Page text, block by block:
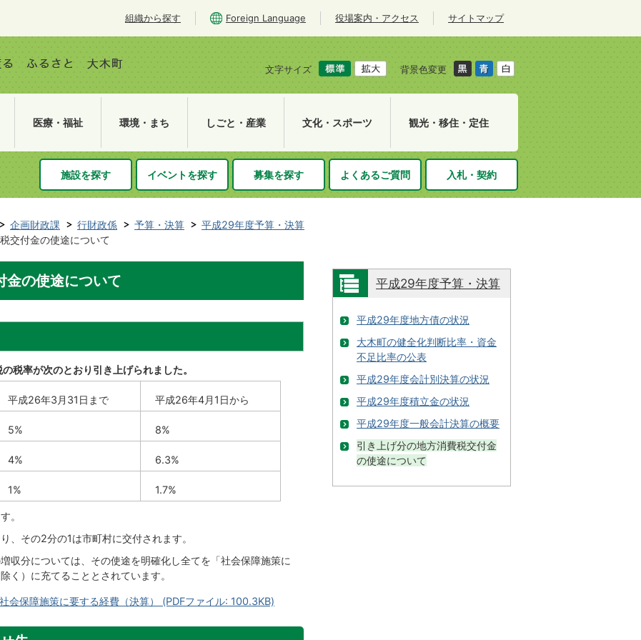
組織から探す Foreign Language 役場案内・アクセス サイトマップ
文字サイズ 背景色変更
医療・福祉 環境・まち しごと・産業 文化・スポーツ 観光・移住・定住
施設を探す イベントを探す 募集を探す よくあるご質問 入札・契約
企画財政課 行財政係 予算・決算
平成29年度予算・決算
交付金の使途について
金の使途について
税率が次のとおり引き上げられました。
平成26年3月31日まで 平成26年4月1日から
5% 8%
4% 6.3%
1% 1.7%
。
、その2分の1は市町村に交付されます。
収分については、その使途を明確化し全てを「社会保障施策に
く）に充てることとされています。
会保障施策に要する経費（決算） (PDFファイル: 100.3KB)
平成29年度予算・決算
平成29年度地方債の状況
大木町の健全化判断比率・資金
不足比率の公表
平成29年度会計別決算の状況
平成29年度積立金の状況
平成29年度一般会計決算の概要
引き上げ分の地方消費税交付金
の使途について